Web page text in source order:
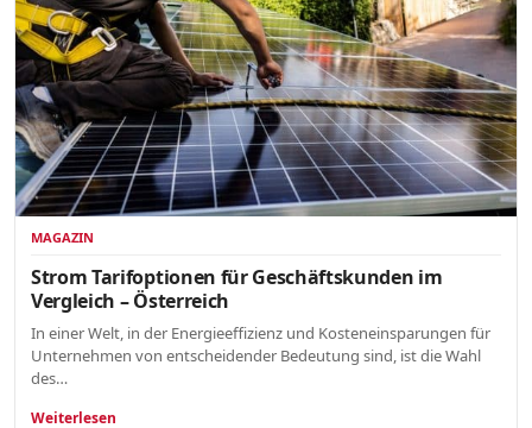
MAGAZIN
Strom Tarifoptionen für Geschäftskunden im
Vergleich – Österreich
In einer Welt, in der Energieeffizienz und Kosteneinsparungen für
Unternehmen von entscheidender Bedeutung sind, ist die Wahl
des…
Weiterlesen